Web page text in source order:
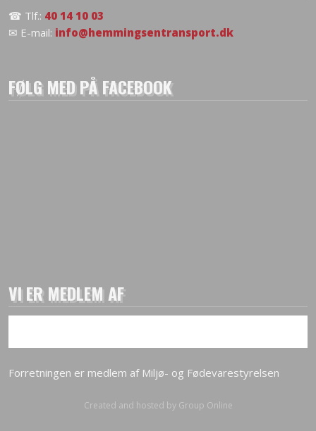
☎ Tlf.: 40 14 10 03
✉ E-mail: info@hemmingsentransport.dk
FØLG MED PÅ FACEBOOK
VI ER MEDLEM AF
Forretningen er medlem af Miljø- og Fødevarestyrelsen​
Created and hosted by Group Online